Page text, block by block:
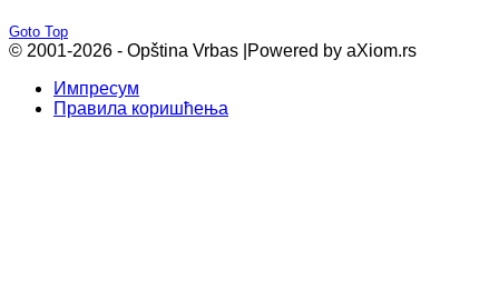
Goto Top
© 2001-2026 - Opština Vrbas | Powered by aXiom.rs
Импресум
Правила коришћења